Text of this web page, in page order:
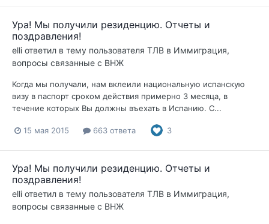
Ура! Мы получили резиденцию. Отчеты и
поздравления!
elli ответил в тему пользователя ТЛВ в Иммиграция,
вопросы связанные с ВНЖ
Когда мы получали, нам вклеили национальную испанскую
визу в паспорт сроком действия примерно 3 месяца, в
течение которых Вы должны въехать в Испанию. С...
15 мая 2015 663 ответа 3
Ура! Мы получили резиденцию. Отчеты и
поздравления!
elli ответил в тему пользователя ТЛВ в Иммиграция,
вопросы связанные с ВНЖ